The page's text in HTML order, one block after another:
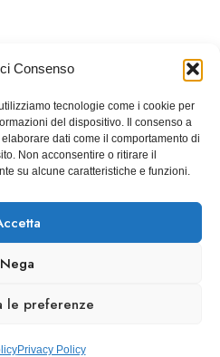
Consenso
tecnologie come i cookie per
del dispositivo. Il consenso a
dati come il comportamento di
Non acconsentire o ritirare il
su alcune caratteristiche e funzioni.
Nega
le preferenze
Privacy Policy